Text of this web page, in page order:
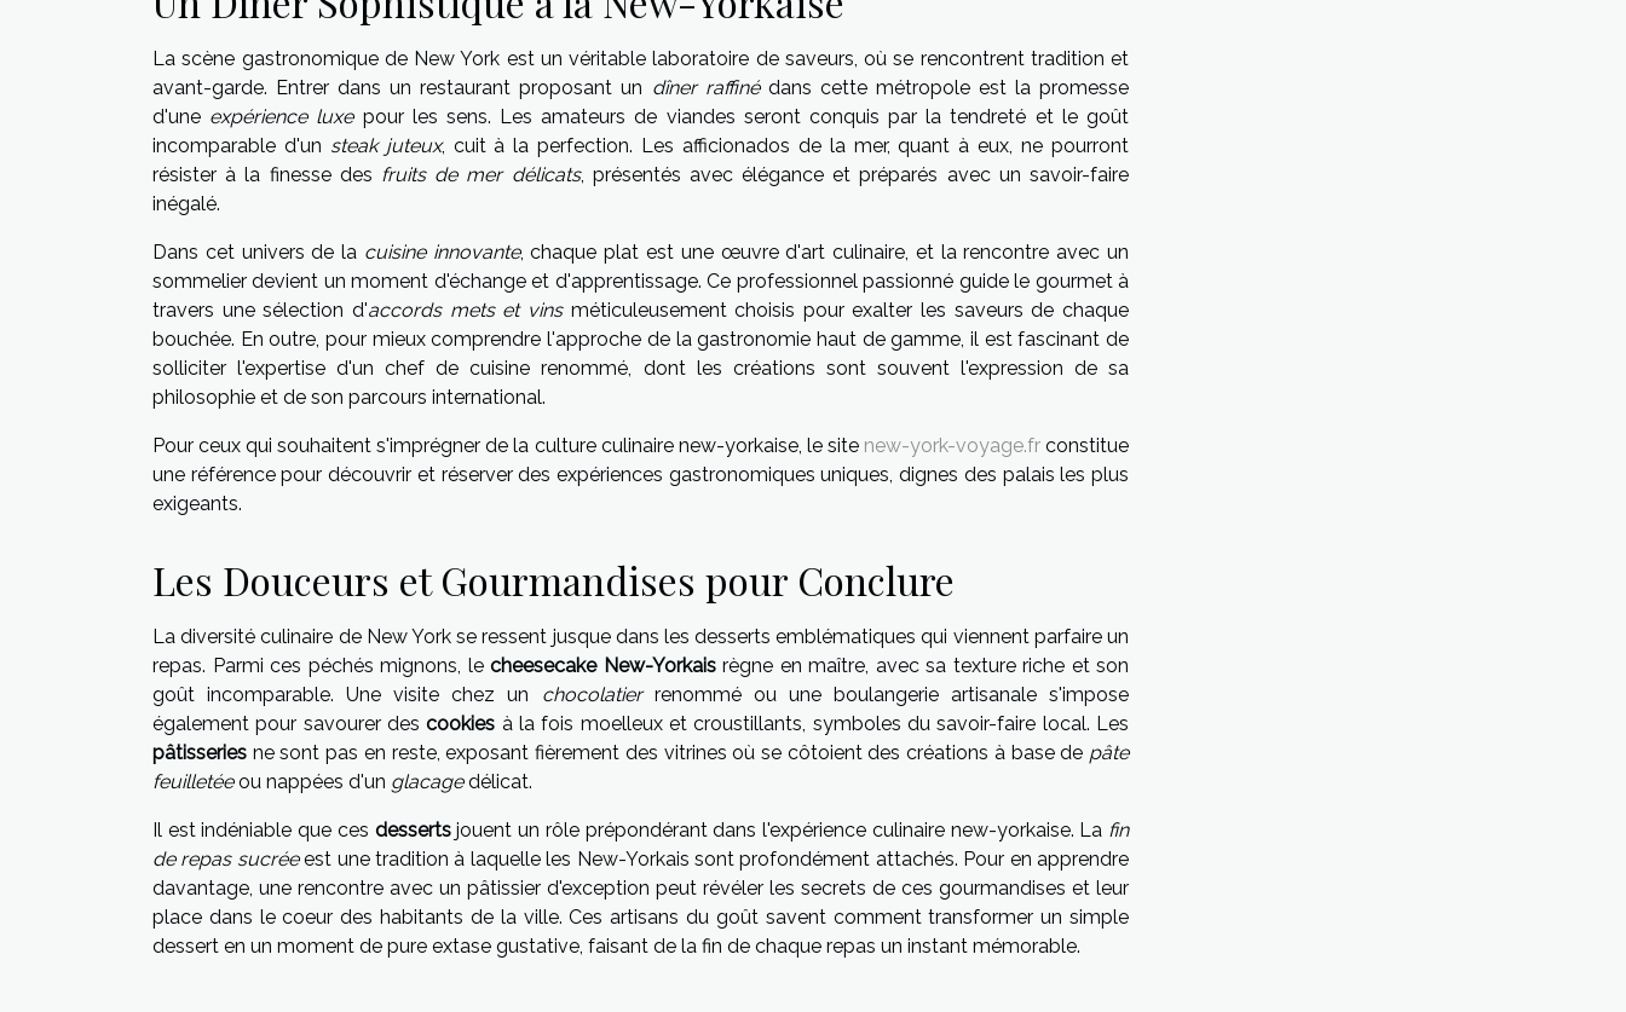
La scène gastronomique de New York est un véritable laboratoire de saveurs, où se rencontrent tradition et
avant-garde. Entrer dans un restaurant proposant un dîner raffinédans cette métropole est la promesse
d'une expérience luxepour les sens. Les amateurs de viandes seront conquis par la tendreté et le goût
incomparable d'un steak juteux, cuit à la perfection. Les afficionados de la mer, quant à eux, ne pourront
résister à la finesse des fruits de mer délicats, présentés avec élégance et préparés avec un savoir-faire
inégalé.
Dans cet univers de la cuisine innovante, chaque plat est une œuvre d'art culinaire, et la rencontre avec un
sommelier devient un moment d'échange et d'apprentissage. Ce professionnel passionné guide le gourmet à
travers une sélection d'accords mets et vinsméticuleusement choisis pour exalter les saveurs de chaque
bouchée. En outre, pour mieux comprendre l'approche de la gastronomie haut de gamme, il est fascinant de
solliciter l'expertise d'un chef de cuisine renommé, dont les créations sont souvent l'expression de sa
philosophie et de son parcours international.
Pour ceux qui souhaitent s'imprégner de la culture culinaire new-yorkaise, le site new-york-voyage.frconstitue
une référence pour découvrir et réserver des expériences gastronomiques uniques, dignes des palais les plus
exigeants.
Les Douceurs et Gourmandises pour Conclure
La diversité culinaire de New York se ressent jusque dans les desserts emblématiques qui viennent parfaire un
repas. Parmi ces péchés mignons, le cheesecake New-Yorkaisrègne en maître, avec sa texture riche et son
goût incomparable. Une visite chez un chocolatierrenommé ou une boulangerie artisanale s'impose
également pour savourer descookies à la fois moelleux et croustillants, symboles du savoir-faire local. Les
pâtisseries ne sont pas en reste, exposant fièrement des vitrines où se côtoient des créations à base de pâte
feuilletéeou nappées d'un glacagedélicat.
Il est indéniable que ces dessertsjouent un rôle prépondérant dans l'expérience culinaire new-yorkaise. La fin
de repas sucréeest une tradition à laquelle les New-Yorkais sont profondément attachés. Pour en apprendre
davantage, une rencontre avec un pâtissier d'exception peut révéler les secrets de ces gourmandises et leur
place dans le coeur des habitants de la ville. Ces artisans du goût savent comment transformer un simple
dessert en un moment de pure extase gustative, faisant de la fin de chaque repas un instant mémorable.